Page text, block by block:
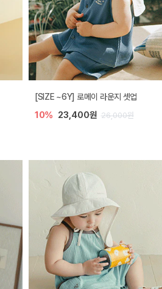
[SIZE ~6Y] 로메이 라운지 셋업
10% 23,400원 26,000원